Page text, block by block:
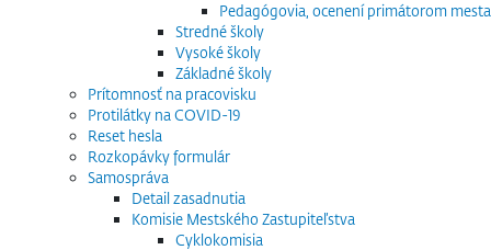
Pedagógovia, ocenení primátorom mesta
Stredné školy
Vysoké školy
Základné školy
Prítomnosť na pracovisku
Protilátky na COVID-19
Reset hesla
Rozkopávky formulár
Samospráva
Detail zasadnutia
Komisie Mestského Zastupiteľstva
Cyklokomisia